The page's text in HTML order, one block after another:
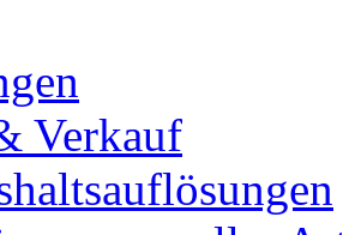
Verkauf